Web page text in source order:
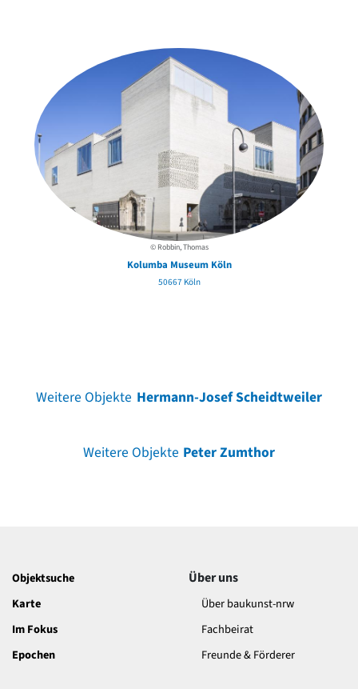
© Robbin, Thomas
Kolumba Museum Köln
50667 Köln
Weitere Objekte Hermann-Josef Scheidtweiler
Weitere Objekte Peter Zumthor
Objektsuche
Karte
Im Fokus
Epochen
Über uns
Über baukunst-nrw
Fachbeirat
Freunde & Förderer